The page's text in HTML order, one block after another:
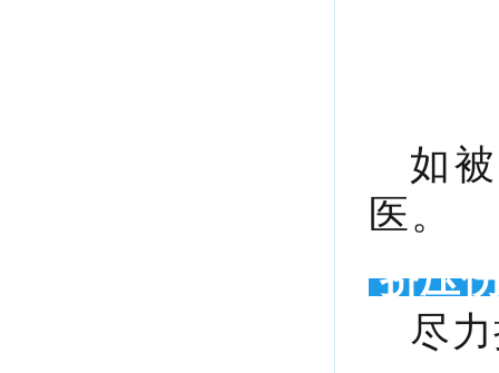
如
医。
挤压
尽